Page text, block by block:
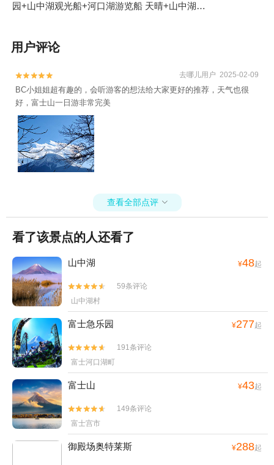
园+山中湖观光船+河口湖游览船 天晴+山中湖游
用户评论

 去哪儿用户 2025-02-09
BC小姐姐超有趣的，会听游客的想法给大家更好的推荐，天气也很
好，富士山一日游非常完美
查看全部点评 
看了该景点的人还看了
山中湖 ¥48起


59条评论
山中湖村
富士急乐园 ¥277起


191条评论
富士河口湖町
富士山 ¥43起


149条评论
富士宫市
御殿场奥特莱斯 ¥288起